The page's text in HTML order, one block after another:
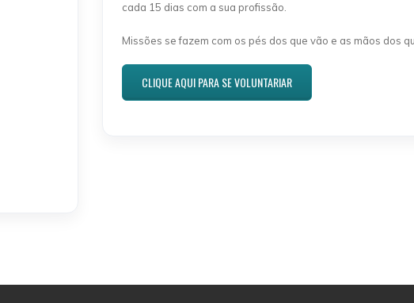
cada 15 dias com a sua profissão.
Missões se fazem com os pés dos que vão e as mãos dos
CLIQUE AQUI PARA SE VOLUNTARIAR